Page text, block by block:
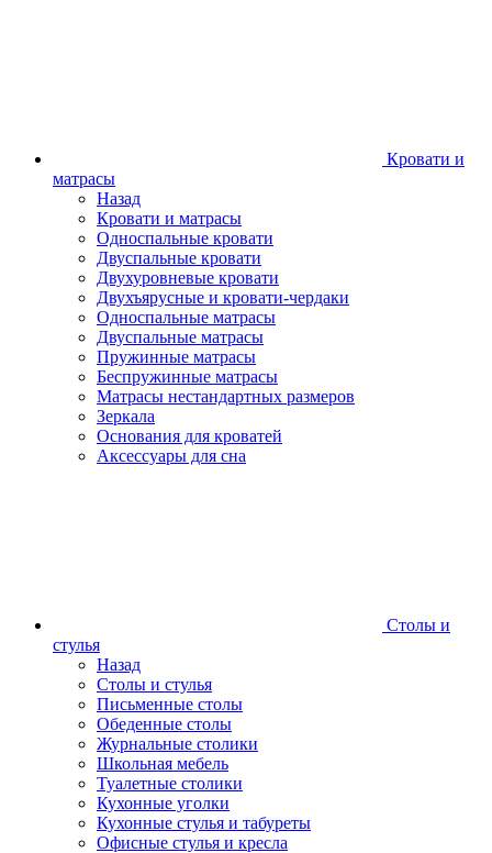
Кровати и
матрасы
Назад
Кровати и матрасы
Односпальные кровати
Двуспальные кровати
Двухуровневые кровати
Двухъярусные и кровати-чердаки
Односпальные матрасы
Двуспальные матрасы
Пружинные матрасы
Беспружинные матрасы
Матрасы нестандартных размеров
Зеркала
Основания для кроватей
Аксессуары для сна
Столы и
стулья
Назад
Столы и стулья
Письменные столы
Обеденные столы
Журнальные столики
Школьная мебель
Туалетные столики
Кухонные уголки
Кухонные стулья и табуреты
Офисные стулья и кресла